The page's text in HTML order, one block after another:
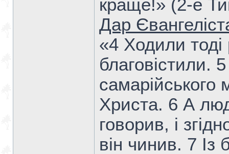
краще!» (2-е
Дар
«4 Ходили
самарійського
Христа. 6 А
говорив, і
він чинив. 7 Із